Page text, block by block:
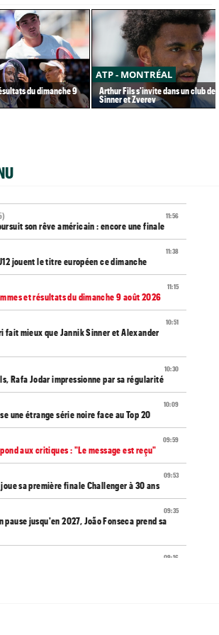
du dimanche 9
ATP - MONTRÉAL
Arthur Fils s'invite dans un club de
Sinner et Zverev
11:56
son rêve américain : encore une finale
11:38
jouent le titre européen ce dimanche
11:15
et résultats du dimanche 9 août 2026
10:51
fait mieux que Jannik Sinner et Alexander
10:30
Rafa Jodar impressionne par sa régularité
10:09
une étrange série noire face au Top 20
09:59
aux critiques : "Le message est reçu"
09:53
sa première finale Challenger à 30 ans
09:35
pause jusqu'en 2027, João Fonseca prend sa
09:16